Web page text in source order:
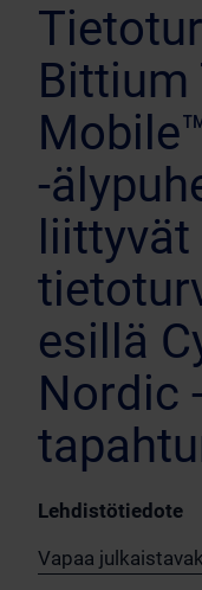
Bittium
-
liittyvät
esillä
Nordic -
Lehdistötiedote
Vapaa